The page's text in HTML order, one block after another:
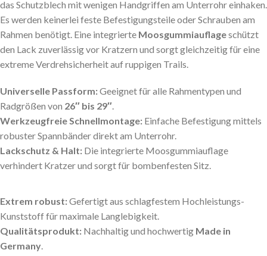
das Schutzblech mit wenigen Handgriffen am Unterrohr einhaken.
Es werden keinerlei feste Befestigungsteile oder Schrauben am
Rahmen benötigt. Eine integrierte Moosgummiauflageschützt
den Lack zuverlässig vor Kratzern und sorgt gleichzeitig für eine
extreme Verdrehsicherheit auf ruppigen Trails.
Universelle Passform:Geeignet für alle Rahmentypen und
Radgrößen von 26″ bis 29″.
Werkzeugfreie Schnellmontage: Einfache Befestigung mittels
robuster Spannbänder direkt am Unterrohr.
Lackschutz & Halt: Die integrierte Moosgummiauflage
verhindert Kratzer und sorgt für bombenfesten Sitz.
Extrem robust:Gefertigt aus schlagfestem Hochleistungs-
Kunststoff für maximale Langlebigkeit.
Qualitätsprodukt: Nachhaltig und hochwertig Made in
Germany.